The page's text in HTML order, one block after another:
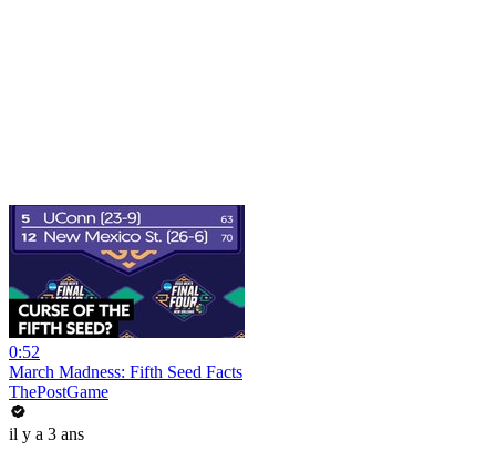
0:52
March Madness: Fifth Seed Facts
ThePostGame
il y a 3 ans